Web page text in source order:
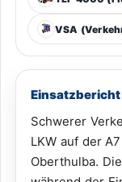
VSA
Einsatzbericht
Schwerer
LKW auf der
Oberthulba.